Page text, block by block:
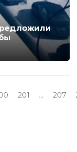
201 ... 207